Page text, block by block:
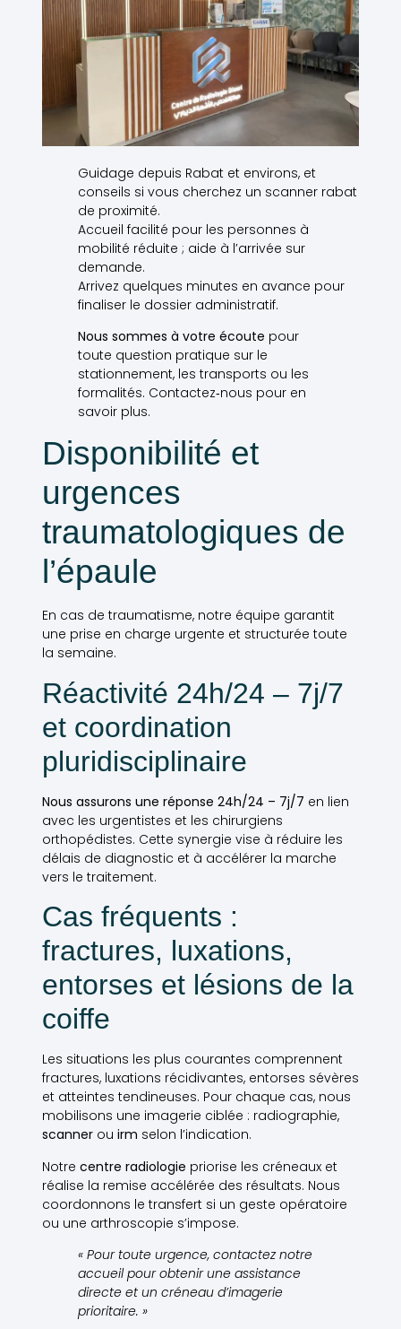
Guidage depuis Rabat et environs, et
conseils si vous cherchez un scanner rabat
de proximité.
Accueil facilité pour les personnes à
mobilité réduite ; aide à l’arrivée sur
demande.
Arrivez quelques minutes en avance pour
finaliser le dossier administratif.
Nous sommes à votre écoute pour
toute question pratique sur le
stationnement, les transports ou les
formalités. Contactez‑nous pour en
savoir plus.
Disponibilité et
urgences
traumatologiques de
l’épaule
En cas de traumatisme, notre équipe garantit
une prise en charge urgente et structurée toute
la semaine.
Réactivité 24h/24 – 7j/7
et coordination
pluridisciplinaire
Nous assurons une réponse 24h/24 – 7j/7 en lien
avec les urgentistes et les chirurgiens
orthopédistes. Cette synergie vise à réduire les
délais de diagnostic et à accélérer la marche
vers le traitement.
Cas fréquents :
fractures, luxations,
entorses et lésions de la
coiffe
Les situations les plus courantes comprennent
fractures, luxations récidivantes, entorses sévères
et atteintes tendineuses. Pour chaque cas, nous
mobilisons une imagerie ciblée : radiographie,
scannerou irm selon l’indication.
Notre centre radiologie priorise les créneaux et
réalise la remise accélérée des résultats. Nous
coordonnons le transfert si un geste opératoire
ou une arthroscopie s’impose.
« Pour toute urgence, contactez notre
accueil pour obtenir une assistance
directe et un créneau d’imagerie
prioritaire. »